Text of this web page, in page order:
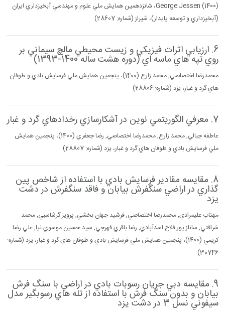
George Jessen (1400)، شانزدهمين همايش ملي علوم و مهندسي آبخيزداري ايران
(آبخيزداري و توسعه پايدار)، شيراز (شماره: 28607)
6. ارزيابي اثرات فيزيكي و زيست محيطي مالچ سيماني بر
روي تپه هاي ماسه اي (دوره هشت ساله 1400-1393)
محمدرضا اختصاصي, محمد زارع (1400)، پنجمين همايش ملي فرسايش بادي و طوفان
هاي گرد و غبار، يزد (شماره: 28806)
7. معرفي الگوريتمي نوين در آشكارسازي رخدادهاي گرد و غبار
عاطفه جبالي, محمد زارع, محمدرضا اختصاصي, رضا جعفري (1400)، پنجمين همايش
ملي فرسايش بادي و طوفان هاي گرد و غبار، يزد (شماره: 28807)
8. مقايسه مقادير فرسايش بادي با استفاده از شاخص پين
گذاري در اراضي سنگفرش بيابان و فاقد سنگفرش در دشت
يزد
مهتاب عليمرادي, محمدرضا اختصاصي, فرشيد جهان بخشي, پرويز گرشاسبي, محمد
شرافتي, ساناز پور فلاح اسدآبادي, رضا باقري فهرجي, سيد حسين موسوي نيا, علي رضا
كريمي (1400)، پنجمين همايش ملي فرسايش بادي و طوفان هاي گرد و غبار، يزد (شماره:
30746)
9. مقايسه دبي جريان رسوبات بادي در اراضي با سنگ فرش
بيابان و بدون سنگ فرش با استفاده از تله هاي رسوبگير مدل
سيفوني نسل 3 در دشت يزد